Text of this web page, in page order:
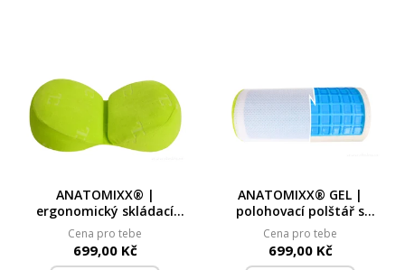
ANATOMIXX® |
ergonomický skládací
podsedák na kyčle z
paměťové pěny | tvarovaný
pro zdravé sezení
Cena pro tebe
699,00 Kč
ANATOMIXX® GEL |
polohovací polštář s
chladivou gelovou zónou |
pro úlevu zad & nohou
Cena pro tebe
699,00 Kč